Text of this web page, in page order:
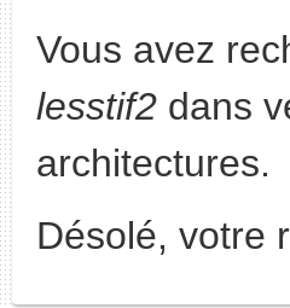
Vous avez
lesstif2 dans
architectures.
Désolé, votre